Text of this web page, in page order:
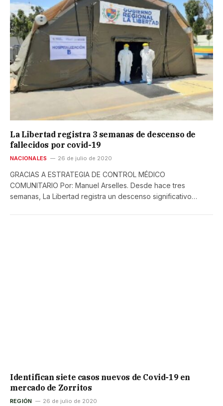
La Libertad registra 3 semanas de descenso de
fallecidos por covid-19
NACIONALES 26 de julio de 2020
GRACIAS A ESTRATEGIA DE CONTROL MÉDICO
COMUNITARIO Por: Manuel Arselles. Desde hace tres
semanas, La Libertad registra un descenso significativo…
Identifican siete casos nuevos de Covid-19 en
mercado de Zorritos
REGIÓN 26 de julio de 2020